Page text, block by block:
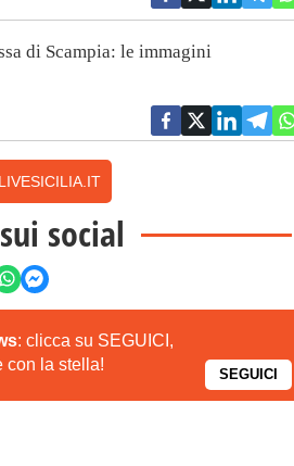
di Scampia: le immagini
social
: clicca su SEGUICI,
con la stella!
SEGUICI